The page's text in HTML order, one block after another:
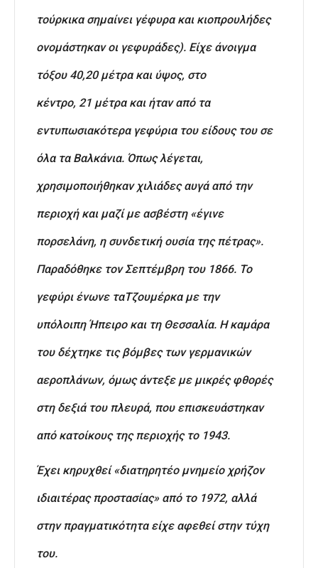
τούρκικα σημαίνει γέφυρα και κιοπρουλήδες
ονομάστηκαν οι γεφυράδες). Είχε άνοιγμα
τόξου 40,20 μέτρα και ύψος, στο
κέντρο, 21 μέτρα και ήταν από τα
εντυπωσιακότερα γεφύρια του είδους του σε
όλα τα Βαλκάνια. Όπως λέγεται,
χρησιμοποιήθηκαν χιλιάδες αυγά από την
περιοχή και μαζί με ασβέστη «έγινε
πορσελάνη, η συνδετική ουσία της πέτρας».
Παραδόθηκε τον Σεπτέμβρη του 1866. Το
γεφύρι ένωνε ταΤζουμέρκα με την
υπόλοιπη Ήπειρο και τη Θεσσαλία. Η καμάρα
του δέχτηκε τις βόμβες των γερμανικών
αεροπλάνων, όμως άντεξε με μικρές φθορές
στη δεξιά του πλευρά, που επισκευάστηκαν
από κατοίκους της περιοχής το 1943.
Έχει κηρυχθεί «διατηρητέο μνημείο χρήζον
ιδιαιτέρας προστασίας» από το 1972, αλλά
στην πραγματικότητα είχε αφεθεί στην τύχη
του.